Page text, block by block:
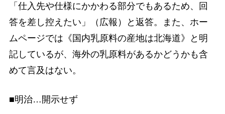
「仕入先や仕様にかかわる部分でもあるため、回
答を差し控えたい」（広報）と返答。また、ホー
ムページでは《国内乳原料の産地は北海道》と明
記しているが、海外の乳原料があるかどうかも含
めて言及はない。
■明治…開示せず